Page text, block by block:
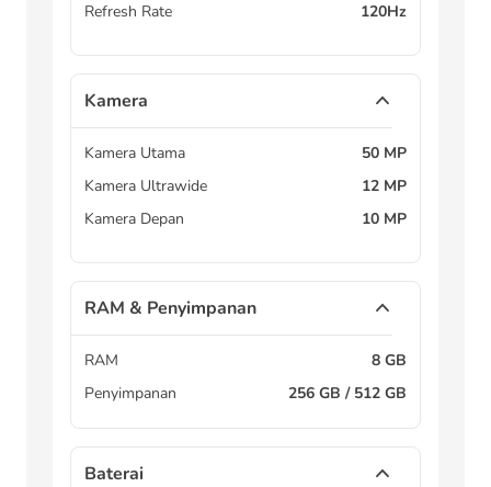
Refresh Rate
120Hz
Kamera
Kamera Utama
50 MP
Kamera Ultrawide
12 MP
Kamera Depan
10 MP
RAM & Penyimpanan
RAM
8 GB
Penyimpanan
256 GB / 512 GB
Baterai